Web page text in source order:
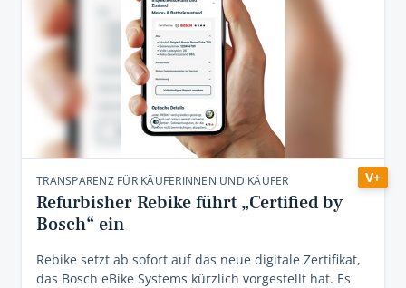
V+
TRANSPARENZ FÜR KÄUFERINNEN UND KÄUFER
Refurbisher Rebike führt „Certified by
Bosch“ ein
Rebike setzt ab sofort auf das neue digitale Zertifikat,
das Bosch eBike Systems kürzlich vorgestellt hat. Es